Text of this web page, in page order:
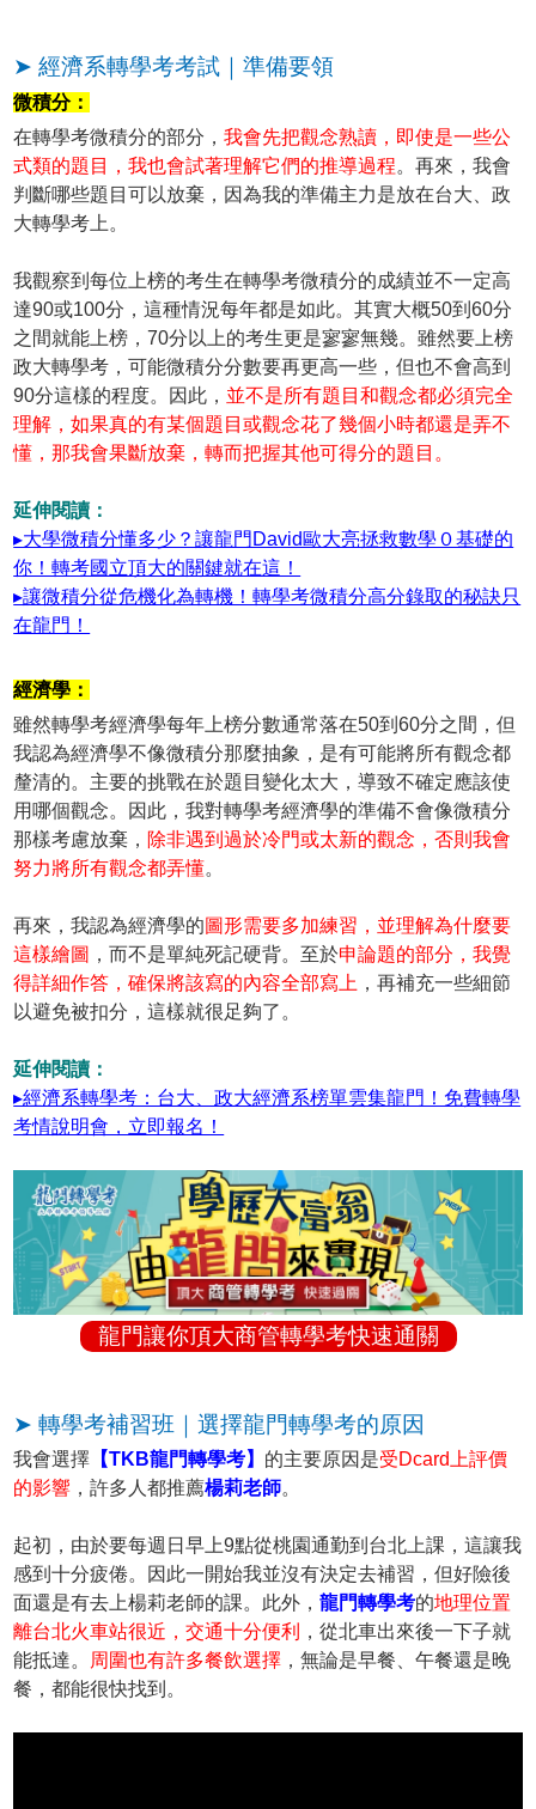
➤ 經濟系轉學考考試｜準備要領
微積分：
在轉學考微積分的部分，我會先把觀念熟讀，即使是一些公
式類的題目，我也會試著理解它們的推導過程。再來，我會
判斷哪些題目可以放棄，因為我的準備主力是放在台大、政
大轉學考上。
我觀察到每位上榜的考生在轉學考微積分的成績並不一定高
達90或100分，這種情況每年都是如此。其實大概50到60分
之間就能上榜，70分以上的考生更是寥寥無幾。雖然要上榜
政大轉學考，可能微積分分數要再更高一些，但也不會高到
90分這樣的程度。因此， 並不是所有題目和觀念都必須完全
理解，如果真的有某個題目或觀念花了幾個小時都還是弄不
懂，那我會果斷放棄，轉而把握其他可得分的題目。
延伸閱讀：
▸大學微積分懂多少？讓龍門David歐大亮拯救數學０基礎的
你！轉考國立頂大的關鍵就在這！
▸讓微積分從危機化為轉機！轉學考微積分高分錄取的秘訣只
在龍門！
經濟學：
雖然轉學考經濟學每年上榜分數通常落在50到60分之間，但
我認為經濟學不像微積分那麼抽象，是有可能將所有觀念都
釐清的。主要的挑戰在於題目變化太大，導致不確定應該使
用哪個觀念。因此，我對轉學考經濟學的準備不會像微積分
那樣考慮放棄， 除非遇到過於冷門或太新的觀念，否則我會
努力將所有觀念都弄懂。
再來，我認為經濟學的圖形需要多加練習，並理解為什麼要
這樣繪圖 ，而不是單純死記硬背。至於申論題的部分，我覺
得詳細作答，確保將該寫的內容全部寫上 ，再補充一些細節
以避免被扣分，這樣就很足夠了。
延伸閱讀：
▸經濟系轉學考：台大、政大經濟系榜單雲集龍門！免費轉學
考情說明會，立即報名！
龍門讓你頂大商管轉學考快速通關
➤ 轉學考補習班｜選擇龍門轉學考的原因
我會選擇 【TKB龍門轉學考】 的主要原因是受Dcard上評價
的影響 ，許多人都推薦楊莉老師。
起初，由於要每週日早上9點從桃園通勤到台北上課，這讓我
感到十分疲倦。因此一開始我並沒有決定去補習，但好險後
面還是有去上楊莉老師的課。此外，龍門轉學考的地理位置
離台北火車站很近，交通十分便利
，從北車出來後一下子就
能抵達。
周圍也有許多餐飲選擇 ，無論是早餐、午餐還是晚
餐，都能很快找到。